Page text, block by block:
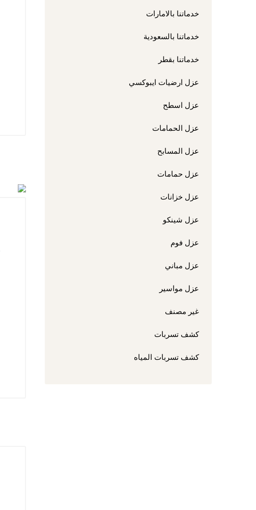
خدماتنا بالامارات
خدماتنا بالسعودية
خدماتنا بقطر
عزل ارضيات ايبوكسي
عزل اسطح
عزل الحمامات
عزل المسابح
عزل حمامات
عزل خزانات
عزل شينكو
عزل فوم
عزل مباني
عزل مواسير
غير مصنف
كشف تسربات
كشف تسربات المياه